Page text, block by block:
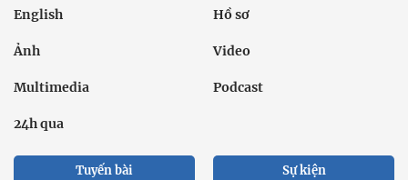
English Hồ sơ
Ảnh Video
Multimedia Podcast
24h qua
Tuyến bài Sự kiện